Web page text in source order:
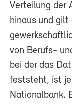
Verteilung der
hinaus und gilt
von Berufs-
bei der das
feststeht, ist
Nationalbank.